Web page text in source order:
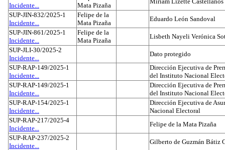
Incidente...
Mata Pizaña
SUP-JIN-832/2025-1
Incidente...
Felipe de la
Mata Pizaña
Eduardo León Sandoval
SUP-JIN-861/2025-1
Incidente...
Felipe de la
Mata Pizaña
Lisbeth Nayeli Verónica
SUP-JLI-30/2025-2
Incidente...
Dato protegido
SUP-RAP-149/2025-1
Incidente...
Dirección Ejecutiva de
del Instituto Nacional
SUP-RAP-149/2025-1
Incidente...
Dirección Ejecutiva de
del Instituto Nacional
SUP-RAP-154/2025-1
Incidente...
Dirección Ejecutiva de
Nacional Electoral
SUP-RAP-217/2025-4
Incidente...
Felipe de la Mata Pizaña
SUP-RAP-237/2025-2
Incidente...
Gilberto de Guzmán Bátiz